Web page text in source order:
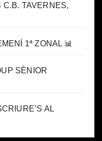
C.B. TAVERNES,
1ª ZONAL 📊
SÈNIOR
AL